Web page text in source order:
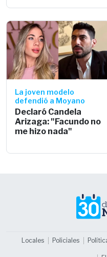
La joven modelo
defendió a Moyano
Declaró Candela
Arizaga: "Facundo no
me hizo nada"
Locales Policiales